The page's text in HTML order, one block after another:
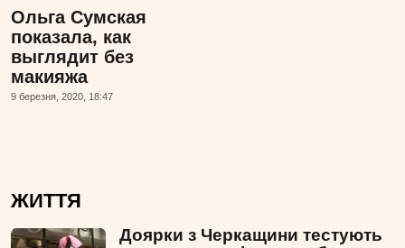
Ольга Сумская
показала, как
выглядит без
макияжа
9 березня, 2020, 18:47
ЖИТТЯ
Доярки з Черкащини тестують